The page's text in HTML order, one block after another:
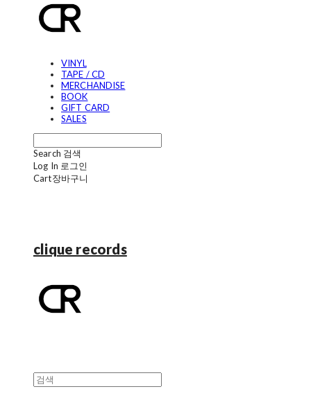
VINYL
TAPE / CD
MERCHANDISE
BOOK
GIFT CARD
SALES
Search 검색
Log In 로그인
Cart장바구니
clique records